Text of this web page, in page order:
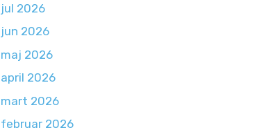
jul 2026
jun 2026
maj 2026
april 2026
mart 2026
februar 2026